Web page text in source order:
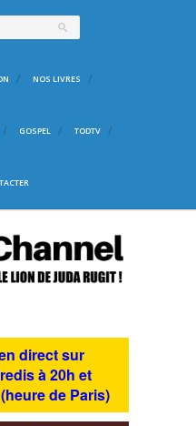
NOS LIVRES
GOSPEL TODTV
direct sur
à 20h et
de Paris)